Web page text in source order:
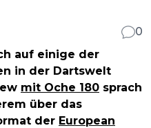
0
auf einige der
in der Dartswelt
mit Oche 180 sprach
über das
der European